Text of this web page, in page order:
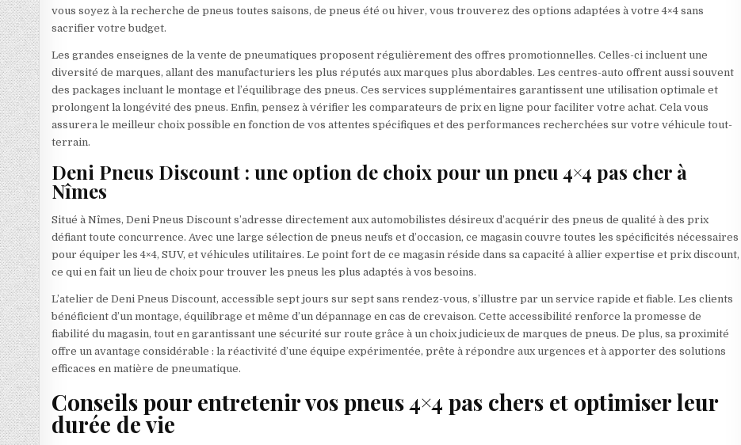
vous soyez à la recherche de pneus toutes saisons, de pneus été ou hiver, vous trouverez des options adaptées à votre 4×4 sans
sacrifier votre budget.
Les grandes enseignes de la vente de pneumatiques proposent régulièrement des offres promotionnelles. Celles-ci incluent une
diversité de marques, allant des manufacturiers les plus réputés aux marques plus abordables. Les centres-auto offrent aussi souvent
des packages incluant le montage et l’équilibrage des pneus. Ces services supplémentaires garantissent une utilisation optimale et
prolongent la longévité des pneus. Enfin, pensez à vérifier les comparateurs de prix en ligne pour faciliter votre achat. Cela vous
assurera le meilleur choix possible en fonction de vos attentes spécifiques et des performances recherchées sur votre véhicule tout-
terrain.
Deni Pneus Discount : une option de choix pour un pneu 4×4 pas cher à
Nîmes
Situé à Nîmes, Deni Pneus Discount s’adresse directement aux automobilistes désireux d’acquérir des pneus de qualité à des prix
défiant toute concurrence. Avec une large sélection de pneus neufs et d’occasion, ce magasin couvre toutes les spécificités nécessaires
pour équiper les 4×4, SUV, et véhicules utilitaires. Le point fort de ce magasin réside dans sa capacité à allier expertise et prix discount,
ce qui en fait un lieu de choix pour trouver les pneus les plus adaptés à vos besoins.
L’atelier de Deni Pneus Discount, accessible sept jours sur sept sans rendez-vous, s’illustre par un service rapide et fiable. Les clients
bénéficient d’un montage, équilibrage et même d’un dépannage en cas de crevaison. Cette accessibilité renforce la promesse de
fiabilité du magasin, tout en garantissant une sécurité sur route grâce à un choix judicieux de marques de pneus. De plus, sa proximité
offre un avantage considérable : la réactivité d’une équipe expérimentée, prête à répondre aux urgences et à apporter des solutions
efficaces en matière de pneumatique.
Conseils pour entretenir vos pneus 4×4 pas chers et optimiser leur
durée de vie